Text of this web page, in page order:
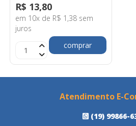
R$ 13,80
em 10x de R$ 1,38 sem
juros
comprar
Atendimento E-
(19) 99866-